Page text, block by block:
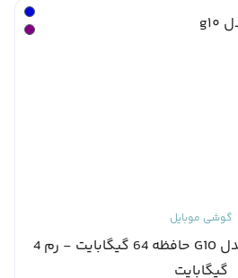
گوشی موبایل
گوشی موبایل نوکیا مدل G10 حافظه 64 گیگابایت - رم 4
گیگابایت